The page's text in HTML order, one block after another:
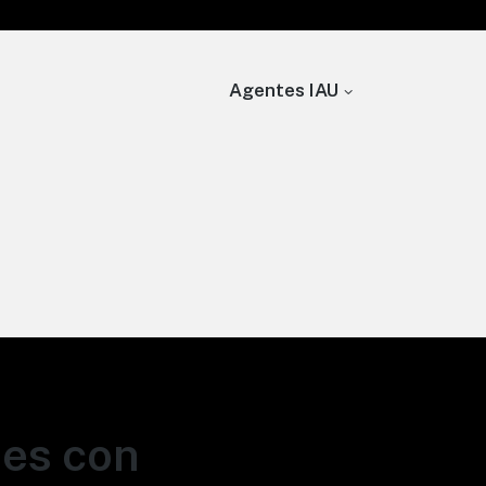
Agentes IAU
con